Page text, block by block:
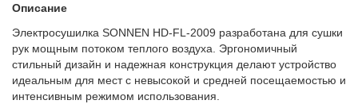
Описание
Электросушилка SONNEN HD-FL-2009 разработана для сушки
рук мощным потоком теплого воздуха. Эргономичный
стильный дизайн и надежная конструкция делают устройство
идеальным для мест с невысокой и средней посещаемостью и
интенсивным режимом использования.